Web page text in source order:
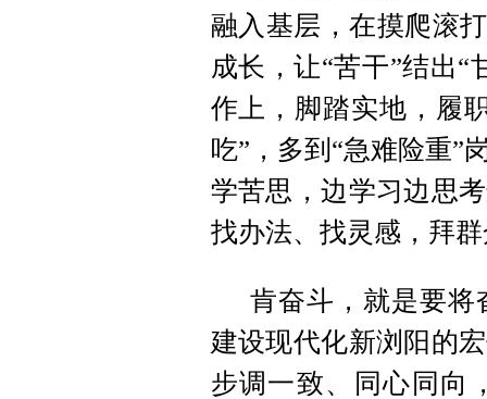
融入基层，在摸爬滚
成长，让“苦干”结出
作上，脚踏实地，履
吃”，多到“急难险重”
学苦思，边学习边思
找办法、找灵感，拜
肯奋斗，就是要将
建设现代化新浏阳的
步调一致、同心同向